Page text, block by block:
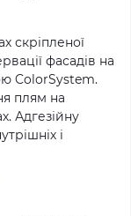
скріпленої
фасадів на
ColorSystem.
плям на
Адгезійну
і